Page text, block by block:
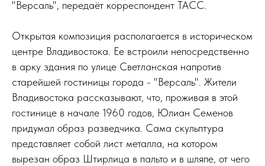
"Версаль", передаёт корреспондент ТАСС.
Открытая композиция располагается в историческом
центре Владивостока. Ее встроили непосредственно
в арку здания по улице Светланская напротив
старейшей гостиницы города - "Версаль". Жители
Владивостока рассказывают, что, проживая в этой
гостинице в начале 1960 годов, Юлиан Семенов
придумал образ разведчика. Сама скульптура
представляет собой лист металла, на котором
вырезан образ Штирлица в пальто и в шляпе, от чего